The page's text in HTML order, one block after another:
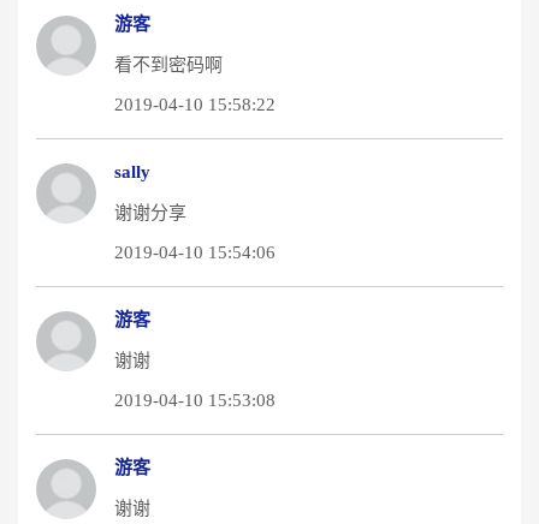
游客
看不到密码啊
2019-04-10 15:58:22
sally
谢谢分享
2019-04-10 15:54:06
游客
谢谢
2019-04-10 15:53:08
游客
谢谢